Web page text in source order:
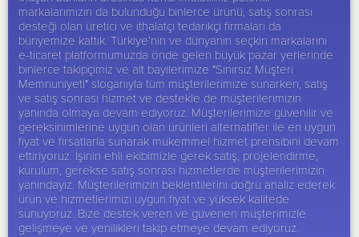
markalarımızın da bulunduğu binlerce ürünü, satış sonrası
desteği olan üretici ve ithalatçı tedarikçi firmaları da
bünyemize kattık. Türkiye’nin ve dünyanın seçkin markalarını
e-ticaret platformumuzda önde gelen büyük pazar yerlerinde
binlerce takipçimiz ve alt bayilerimize "Sınırsız Müşteri
Memnuniyeti" sloganıyla tüm müşterilerimize sunarken, satış
ve satış sonrası hizmet ve destekle de müşterilerimizin
yanında olmaya devam ediyoruz. Müşterilerimize güvenilir ve
gereksinimlerine uygun olan ürünleri alternatifler ile en uygun
fiyat ve fırsatlarla sunarak mükemmel hizmet prensibini devam
ettiriyoruz. İşinin ehli ekibimizle gerek satış, projelendirme,
kurulum, gerekse satış sonrası hizmetlerde müşterilerimizin
yanındayız. Müşterilerimizin beklentilerini doğru analiz ederek
ürün ve hizmetlerimizi uygun fiyat ve yüksek kalitede
sunuyoruz. Bize destek veren ve güvenen müşterimizle
gelişmeye ve yenilikleri takip etmeye devam ediyoruz.